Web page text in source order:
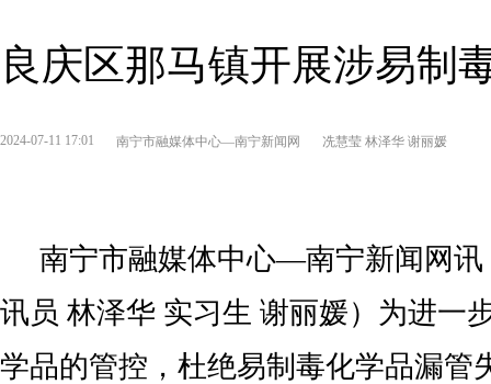
良庆区那马镇开展涉易制
2024-07-11 17:01 南宁市融媒体中心—南宁新闻网 冼慧莹 林泽华 谢丽媛
南宁市融媒体中心—南宁新闻网讯
讯员 林泽华 实习生 谢丽媛）为进一
学品的管控，杜绝易制毒化学品漏管